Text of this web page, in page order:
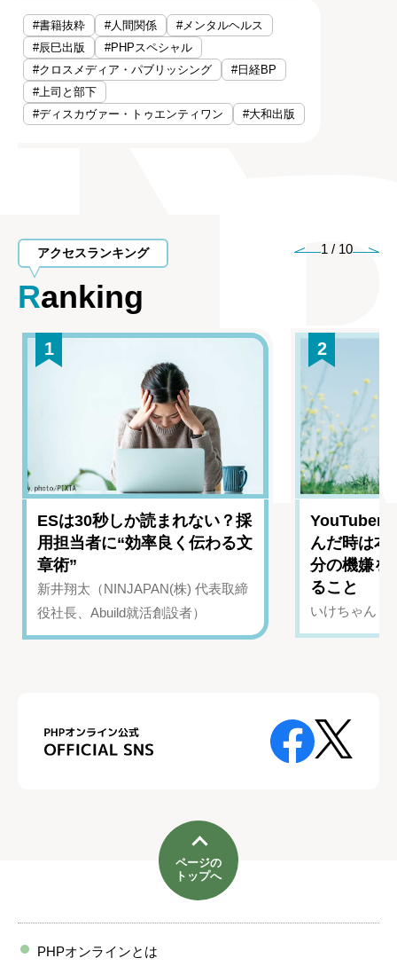
#書籍抜粋 #人間関係
#メンタルヘルス
#辰巳出版
#PHPスペシャル
#クロスメディア・パブリッシング
#日経BP
#上司と部下
#ディスカヴァー・トゥエンティワン
#大和出版
アクセスランキング
Ranking
1 / 10
1
ESは30秒しか読まれない？採
用担当者に“効率良く伝わる文
章術”
新井翔太（NINJAPAN(株) 代表取締
役社長、Abuild就活創設者）
2
YouTuber
んだ時は
分の機嫌を
ること
いけちゃん（
ページの
トップへ
PHPオンラインとは